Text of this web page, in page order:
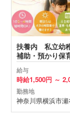
扶養内 私立幼
補助・預かり保
給与
時給1,500円 ～
勤務地
神奈川県横浜市